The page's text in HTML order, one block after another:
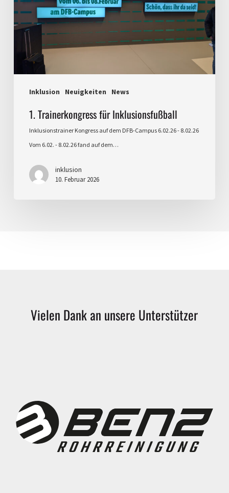
Inklusion Neuigkeiten News
1. Trainerkongress für Inklusionsfußball
Inklusionstrainer Kongress auf dem DFB-Campus 6.02.26 - 8.02.26
Vom 6.02. - 8.02.26 fand auf dem…
inklusion
10. Februar 2026
Vielen Dankan unsere Unterstützer